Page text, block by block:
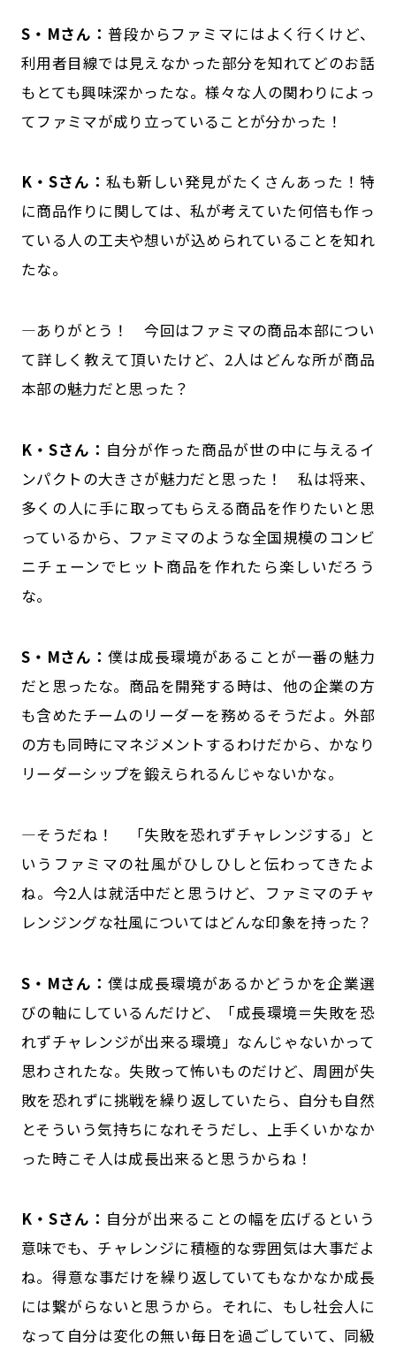
S・Mさん：普段からファミマにはよく行くけど、
利用者目線では見えなかった部分を知れてどのお話
もとても興味深かったな。様々な人の関わりによっ
てファミマが成り立っていることが分かった！
K・Sさん： 私も新しい発見がたくさんあった！特
に商品作りに関しては、私が考えていた何倍も作っ
ている人の工夫や想いが込められていることを知れ
たな。
―ありがとう！ 今回はファミマの商品本部につい
て詳しく教えて頂いたけど、2人はどんな所が商品
本部の魅力だと思った？
K・Sさん： 自分が作った商品が世の中に与えるイ
ンパクトの大きさが魅力だと思った！ 私は将来、
多くの人に手に取ってもらえる商品を作りたいと思
っているから、ファミマのような全国規模のコンビ
ニチェーンでヒット商品を作れたら楽しいだろう
な。
S・Mさん： 僕は成長環境があることが一番の魅力
だと思ったな。商品を開発する時は、他の企業の方
も含めたチームのリーダーを務めるそうだよ。外部
の方も同時にマネジメントするわけだから、かなり
リーダーシップを鍛えられるんじゃないかな。
―そうだね！ 「失敗を恐れずチャレンジする」と
いうファミマの社風がひしひしと伝わってきたよ
ね。今2人は就活中だと思うけど、ファミマのチャ
レンジングな社風についてはどんな印象を持った？
S・Mさん： 僕は成長環境があるかどうかを企業選
びの軸にしているんだけど、「成長環境＝失敗を恐
れずチャレンジが出来る環境」なんじゃないかって
思わされたな。失敗って怖いものだけど、周囲が失
敗を恐れずに挑戦を繰り返していたら、自分も自然
とそういう気持ちになれそうだし、上手くいかなか
った時こそ人は成長出来ると思うからね！
K・Sさん： 自分が出来ることの幅を広げるという
意味でも、チャレンジに積極的な雰囲気は大事だよ
ね。得意な事だけを繰り返していてもなかなか成長
には繋がらないと思うから。それに、もし社会人に
なって自分は変化の無い毎日を過ごしていて、同級